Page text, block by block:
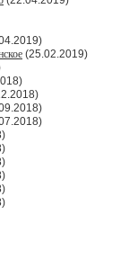
(25.02.2019)